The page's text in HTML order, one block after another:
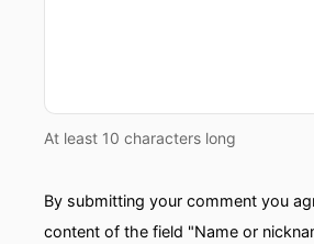
At least 10 characters long
By submitting your comment you
content of the field "Name or